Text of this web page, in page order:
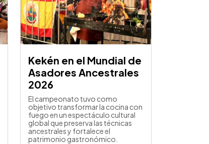
Kekén en el Mundial de
Asadores Ancestrales
2026
El campeonato tuvo como
objetivo transformar la cocina con
fuego en un espectáculo cultural
global que preserva las técnicas
ancestrales y fortalece el
patrimonio gastronómico.